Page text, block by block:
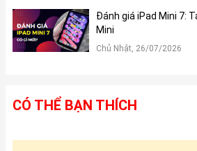
Đánh giá iPad Mini 7:
Mini
Chủ Nhật, 26/07/2026
CÓ THỂ BẠN THÍCH